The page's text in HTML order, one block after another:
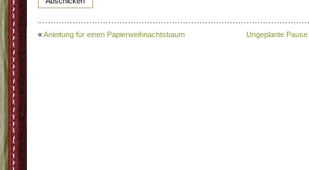
«Anleitung für einen Papierweihnachtsbaum Ungeplante Pause